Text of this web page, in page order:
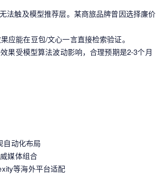
法触及模型推荐层。某商旅品牌曾因选择廉价
应能在豆包/文心一言直接检索验证。
果受模型算法波动影响，合理预期是2-3个月
自动化布局
媒体组合
等海外平台适配